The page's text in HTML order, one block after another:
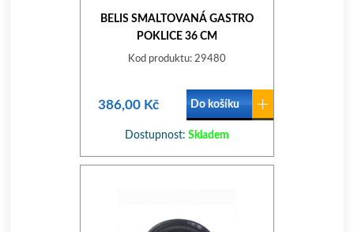
BELIS SMALTOVANÁ GASTRO
POKLICE 36 CM
Kod produktu: 29480
386,00 Kč Do košíku
Dostupnost: Skladem